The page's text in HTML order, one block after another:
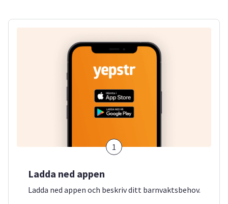
1
Ladda ned appen
Ladda ned appen och beskriv ditt barnvaktsbehov.